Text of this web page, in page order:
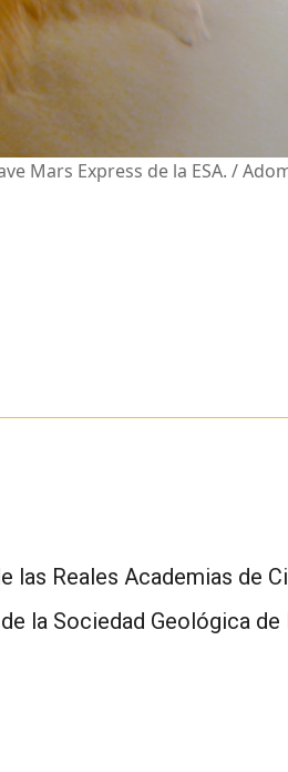
Mars Express de la ESA. /
las Reales Academias de
la Sociedad Geológica de